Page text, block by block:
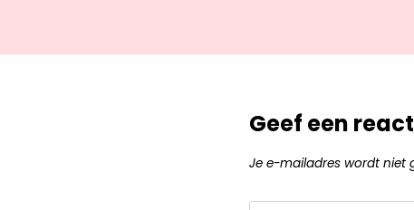
Geef een
Je e-mailadres wordt niet